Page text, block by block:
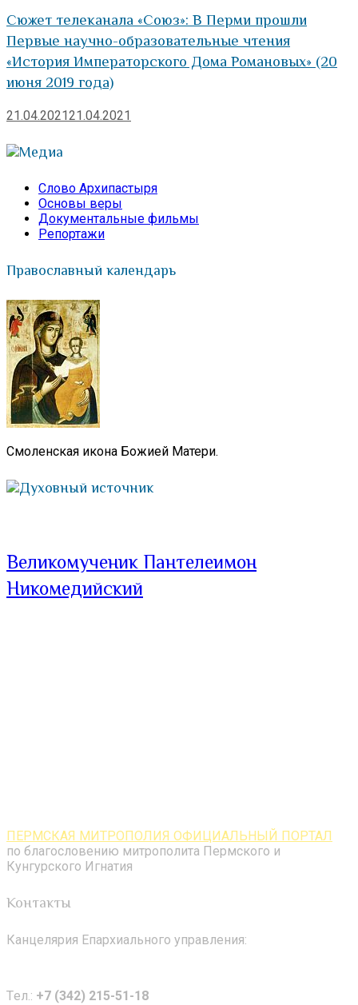
Сюжет телеканала «Союз»: В Перми прошли
Первые научно-образовательные чтения
«История Императорского Дома Романовых» (20
июня 2019 года)
21.04.202121.04.2021
Медиа
Слово Архипастыря
Основы веры
Документальные фильмы
Репортажи
Православный календарь
Смоленская икона Божией Матери.
Духовный источник
Великомученик Пантелеимон
Никомедийский
ПЕРМСКАЯ МИТРОПОЛИЯ ОФИЦИАЛЬНЫЙ ПОРТАЛ
по благословению митрополита Пермского и
Кунгурского Игнатия
Контакты
Канцелярия Епархиального управления:
Tел.: +7 (342) 215-51-18